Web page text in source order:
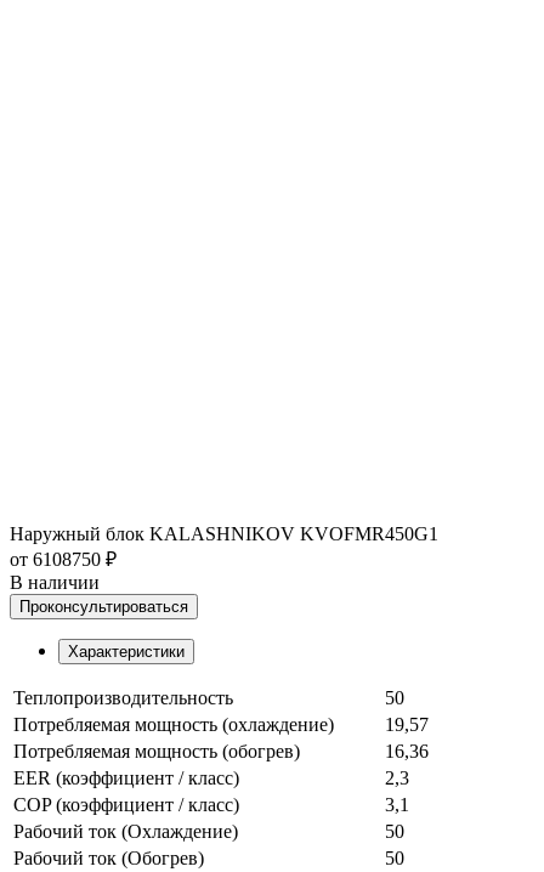
Наружный блок KALASHNIKOV KVOFMR450G1
от 6108750 ₽
В наличии
Проконсультироваться
Характеристики
Теплопроизводительность
50
Потребляемая мощность (охлаждение)
19,57
Потребляемая мощность (обогрев)
16,36
EER (коэффициент / класс)
2,3
COP (коэффициент / класс)
3,1
Рабочий ток (Охлаждение)
50
Рабочий ток (Обогрев)
50